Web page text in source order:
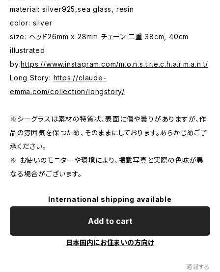
material: silver925,sea glass, resin
color: silver
size: ヘッド26mm x 28mm チェーン:二重 38cm, 40cm
illustrated
by:https://www.instagram.com/m.o.n.s.t.r.e.c.h.a.r.m.a.n.t/
Long Story: https://claude-
emma.com/collection/longstory/
※シーグラスは素材の特質状、表面に傷や曇りがありますが、作
品の雰囲気を保つため、そのままにしております。あらかじめご了
承ください。
※ お使いのモニターや環境により、掲載写真と実際の色味が異
なる場合がございます。
International shipping available
Add to cart
日本国内にお住まいの方向け
通報する